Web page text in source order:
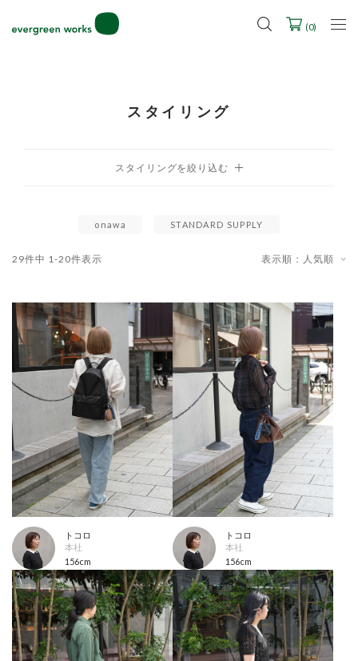
2027年ご入学用ランドセル受注会スケジュール
(0)
スタイリング
onawa STANDARD SUPPLY
表示順：人気順
29件中 1-20件表示
トコロ
本社
156cm
トコロ
本社
156cm